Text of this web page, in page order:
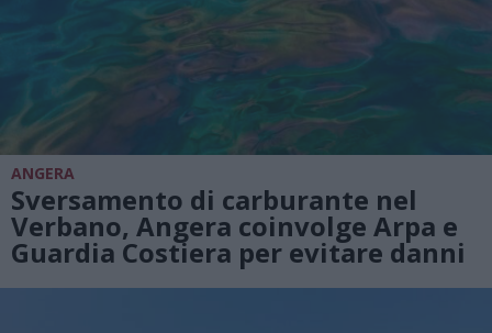
ANGERA
Sversamento di carburante nel
Verbano, Angera coinvolge Arpa e
Guardia Costiera per evitare danni